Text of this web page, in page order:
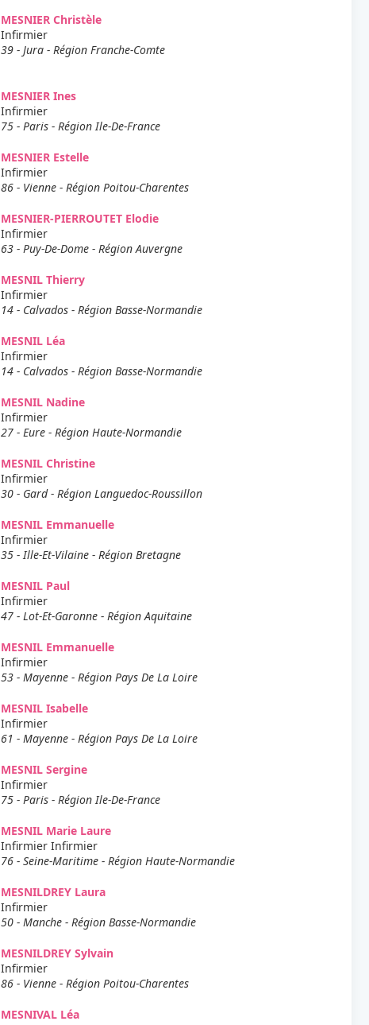
MESNIER Christèle
Infirmier
39 - Jura - Région Franche-Comte
MESNIER Ines
Infirmier
75 - Paris - Région Ile-De-France
MESNIER Estelle
Infirmier
86 - Vienne - Région Poitou-Charentes
MESNIER-PIERROUTET Elodie
Infirmier
63 - Puy-De-Dome - Région Auvergne
MESNIL Thierry
Infirmier
14 - Calvados - Région Basse-Normandie
MESNIL Léa
Infirmier
14 - Calvados - Région Basse-Normandie
MESNIL Nadine
Infirmier
27 - Eure - Région Haute-Normandie
MESNIL Christine
Infirmier
30 - Gard - Région Languedoc-Roussillon
MESNIL Emmanuelle
Infirmier
35 - Ille-Et-Vilaine - Région Bretagne
MESNIL Paul
Infirmier
47 - Lot-Et-Garonne - Région Aquitaine
MESNIL Emmanuelle
Infirmier
53 - Mayenne - Région Pays De La Loire
MESNIL Isabelle
Infirmier
61 - Mayenne - Région Pays De La Loire
MESNIL Sergine
Infirmier
75 - Paris - Région Ile-De-France
MESNIL Marie Laure
Infirmier Infirmier
76 - Seine-Maritime - Région Haute-Normandie
MESNILDREY Laura
Infirmier
50 - Manche - Région Basse-Normandie
MESNILDREY Sylvain
Infirmier
86 - Vienne - Région Poitou-Charentes
MESNIVAL Léa